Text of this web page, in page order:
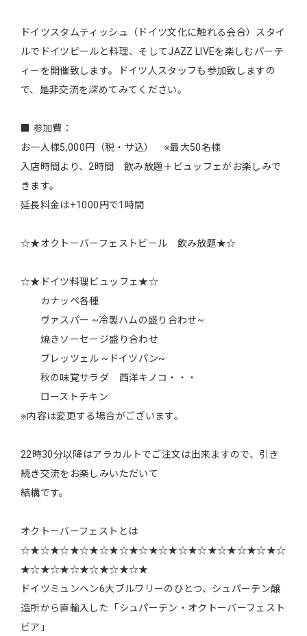
ドイツスタムティッシュ（ドイツ文化に触れる会合）スタイ
ルでドイツビールと料理、そしてJAZZ LIVEを楽しむパーテ
ィーを開催致します。ドイツ人スタッフも参加致しますの
で、是非交流を深めてみてください。
■ 参加費：
お一人様5,000円（税・サ込） ※最大50名様
入店時間より、2時間 飲み放題＋ビュッフェがお楽しみで
きます。
延長料金は+1000円で1時間
☆★オクトーバーフェストビール 飲み放題★☆
☆★ドイツ料理ビュッフェ★☆
カナッペ各種
ヴァスパー ~冷製ハムの盛り合わせ~
焼きソーセージ盛り合わせ
ブレッツェル ~ドイツパン~
秋の味覚サラダ 西洋キノコ・・・
ローストチキン
※内容は変更する場合がございます。
22時30分以降はアラカルトでご注文は出来ますので、引き
続き交流をお楽しみいただいて
結構です。
オクトーバーフェストとは
☆★☆★☆★☆★☆★☆★☆★☆★☆★☆★☆★☆★☆★☆
★☆★☆★☆★☆★☆★☆★
ドイツミュンヘン6大ブルワリーのひとつ、シュパーテン醸
造所から直輸入した「シュパーテン・オクトーバーフェスト
ビア」